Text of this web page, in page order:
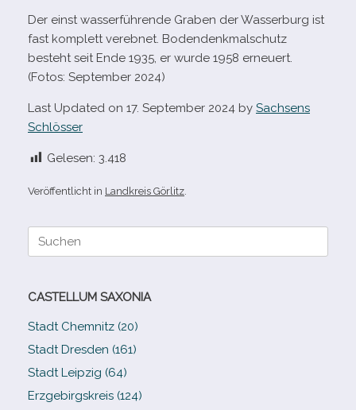
Der einst was­ser­füh­rende Graben der Wasserburg ist
fast kom­plett ver­eb­net. Bodendenkmalschutz
besteht seit Ende 1935, er wurde 1958 erneuert.
(Fotos: September 2024)
Last Updated on 17. September 2024 by Sachsens
Schlösser
Gelesen: 3.418
Veröffentlicht in Landkreis Görlitz
Suche
CASTELLUM SAXONIA
Stadt Chemnitz (20)
Stadt Dresden (161)
Stadt Leipzig (64)
Erzgebirgskreis (124)